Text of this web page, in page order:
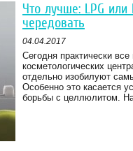
Что лучше: LPG или
чередовать
04.04.2017
Сегодня практически
косметологических
отдельно изобилуют
Особенно это касается
борьбы с целлюлитом.